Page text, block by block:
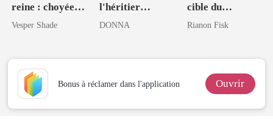
reine : choyée
par ses trois
Vesper Shade
l'héritier
glacial:
DONNA
cible du
milliardaire
Rianon Fisk
Bonus à réclamer dans l'application Ouvrir